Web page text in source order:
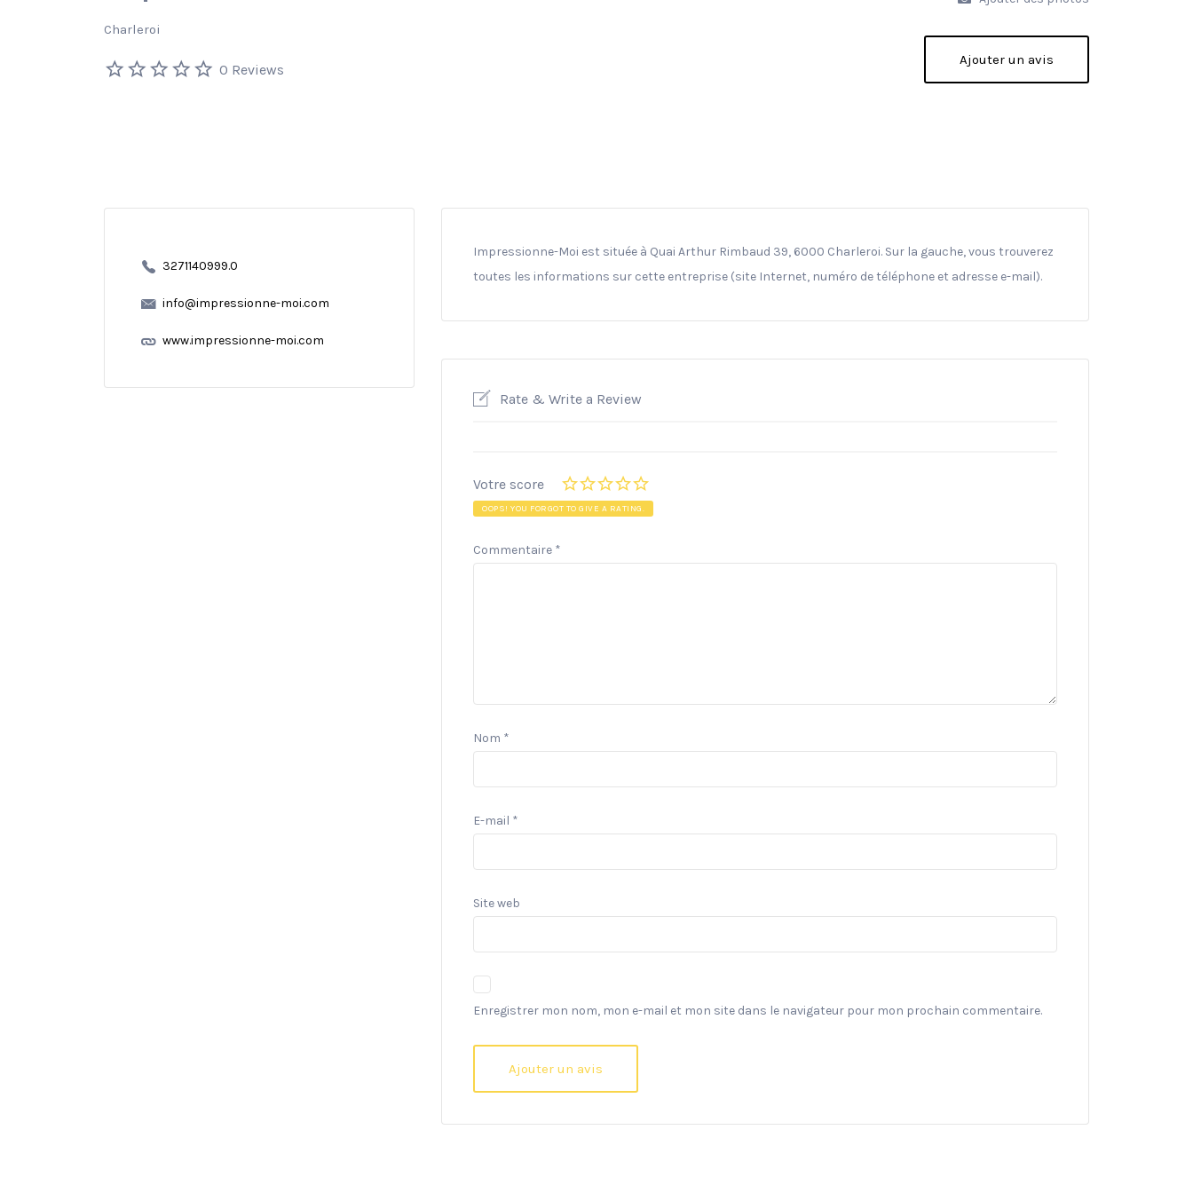
Charleroi
0 Reviews
Ajouter un avis
3271140999.0
info@impressionne-moi.com
www.impressionne-moi.com
Impressionne-Moi est située à Quai Arthur Rimbaud 39, 6000 Charleroi. Sur la gauche, vous trouverez
toutes les informations sur cette entreprise (site Internet, numéro de téléphone et adresse e-mail).
Rate & Write a Review
Votre score
OOPS! YOU FORGOT TO GIVE A RATING.
Commentaire *
Nom *
E-mail *
Site web
Enregistrer mon nom, mon e-mail et mon site dans le navigateur pour mon prochain commentaire.